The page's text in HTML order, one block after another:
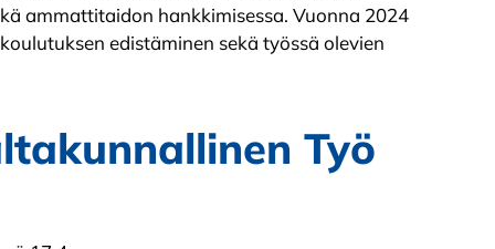
ammattitaidon hankkimisessa. Vuonna 2024
edistäminen sekä työssä olevien
Työ